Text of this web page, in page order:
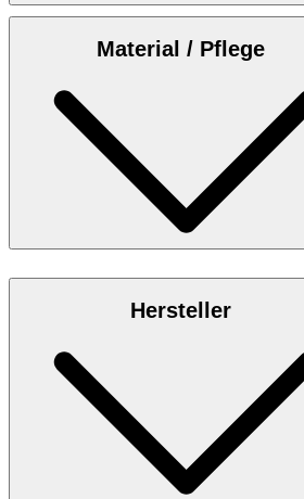
Diese Tabelle hilft Ihnen bei der
Größentabelle
Material / Pflege
Hersteller